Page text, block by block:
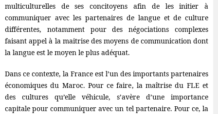
multiculturelles de ses concitoyens afin de les initier à
communiquer avec les partenaires de langue et de culture
différentes, notamment pour des négociations complexes
faisant appel à la maitrise des moyens de communication dont
la langue est le moyen le plus adéquat.
Dans ce contexte, la France est l’un des importants partenaires
économiques du Maroc. Pour ce faire, la maîtrise du FLE et
des cultures qu’elle véhicule, s’avère d’une importance
capitale pour communiquer avec un tel partenaire. Pour ce, la